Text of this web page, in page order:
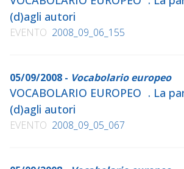
(d)agli autori
EVENTO 2008_09_06_155
05/09/2008 - Vocabolario europeo
VOCABOLARIO EUROPEO . La
(d)agli autori
EVENTO 2008_09_05_067